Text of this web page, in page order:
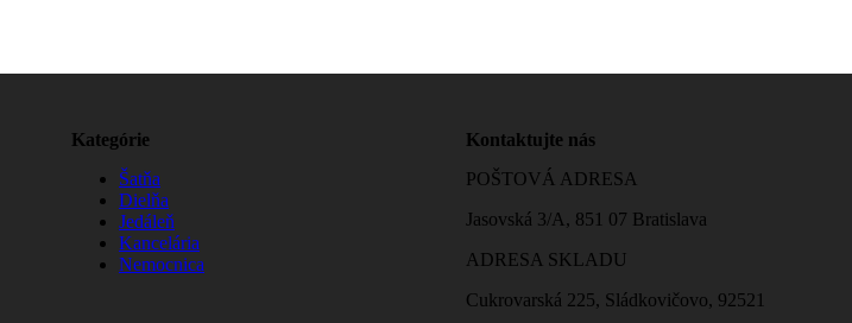
Kategórie
Šatňa
Dielňa
Jedáleň
Kancelária
Nemocnica
Kontaktujte nás
POŠTOVÁ ADRESA
Jasovská 3/A, 851 07 Bratislava
ADRESA SKLADU
Cukrovarská 225, Sládkovičovo, 92521